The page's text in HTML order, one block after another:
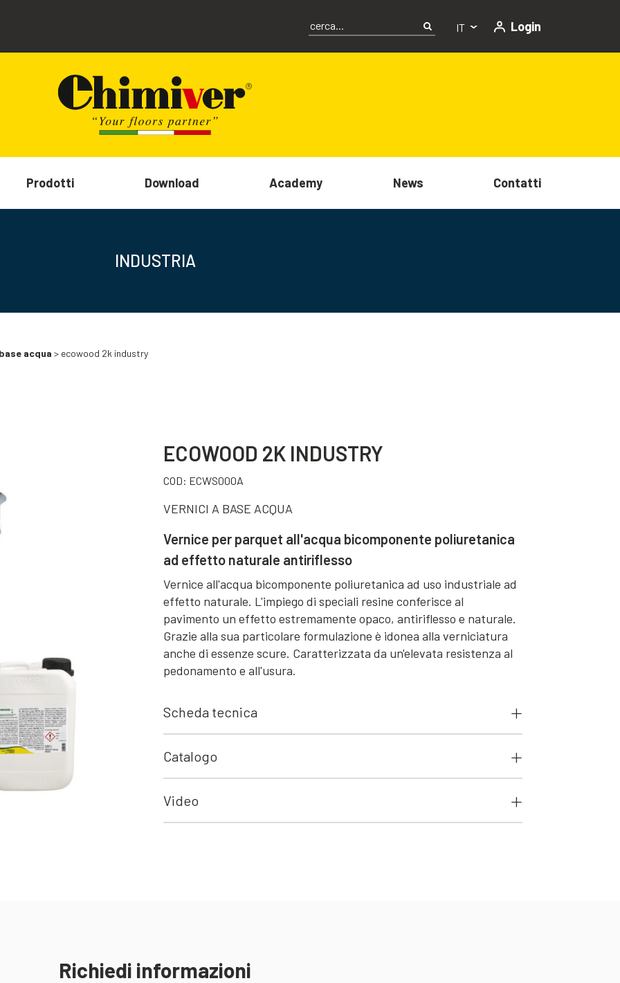
IT Login
Prodotti Download Academy News Contatti
INDUSTRIA
acqua > ecowood 2k industry
ECOWOOD 2K INDUSTRY
COD: ECWS000A
VERNICI A BASE ACQUA
Vernice per parquet all'acqua bicomponente poliuretanica
ad effetto naturale antiriflesso
Vernice all'acqua bicomponente poliuretanica ad uso industriale ad
effetto naturale. L'impiego di speciali resine conferisce al
pavimento un effetto estremamente opaco, antiriflesso e naturale.
Grazie alla sua particolare formulazione è idonea alla verniciatura
anche di essenze scure. Caratterizzata da un'elevata resistenza al
pedonamento e all'usura.
Scheda tecnica
Catalogo
Video
Richiedi informazioni